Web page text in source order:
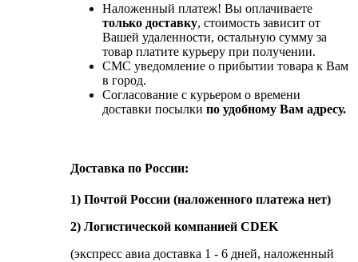
Наложенный платеж! Вы оплачиваете
только доставку, стоимость зависит от
Вашей удаленности, остальную сумму за
товар платите курьеру при получении.
СМС уведомление о прибытии товара к Вам
в город.
Согласование с курьером о времени
доставки посылки по удобному Вам адресу.
Доставка по России:
1) Почтой России (наложенного платежа нет)
2) Логистической компанией CDEK
(экспресс авиа доставка 1 - 6 дней, наложенный